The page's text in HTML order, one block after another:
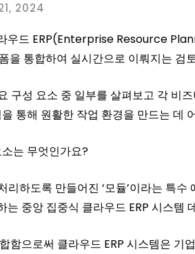
2024
우드 ERP(Enterprise Resource
을 통합하여 실시간으로 이뤄지는
구성 요소 중 일부를 살펴보고 각 비
통해 원활한 작업 환경을 만드는 데
는 무엇인가요?
리하도록 만들어진 ‘모듈’이라는 특
중앙 집중식 클라우드 ERP 시스템
함으로써 클라우드 ERP 시스템은